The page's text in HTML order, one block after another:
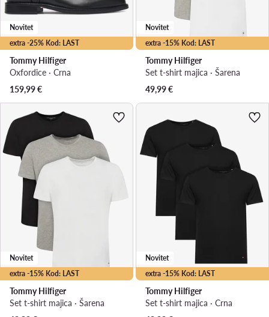
extra -25% Kod: LAST
Novitet
Tommy Hilfiger
Oxfordice · Crna
159,99€
extra -15% Kod: LAST
Novitet
Tommy Hilfiger
Set t-shirt majica · Šarena
49,99€
extra -15% Kod: LAST
Novitet
Tommy Hilfiger
Set t-shirt majica · Šarena
extra -15% Kod: LAST
Novitet
Tommy Hilfiger
Set t-shirt majica · Crna